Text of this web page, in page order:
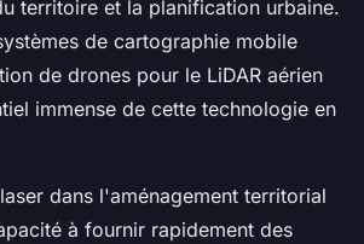
territoire et la planification urbaine.
de cartographie mobile
de drones pour le LiDAR aérien
immense de cette technologie en
dans l'aménagement territorial
à fournir rapidement des